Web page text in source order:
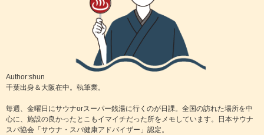
Author:shun
千葉出身＆大阪在中。執筆業。
毎週、金曜日にサウナorスーパー銭湯に行くのが日課。全国の訪れた場所を中
心に、施設の良かったとこもイマイチだった所をメモしています。日本サウナ
スパ協会「サウナ・スパ健康アドバイザー」認定。